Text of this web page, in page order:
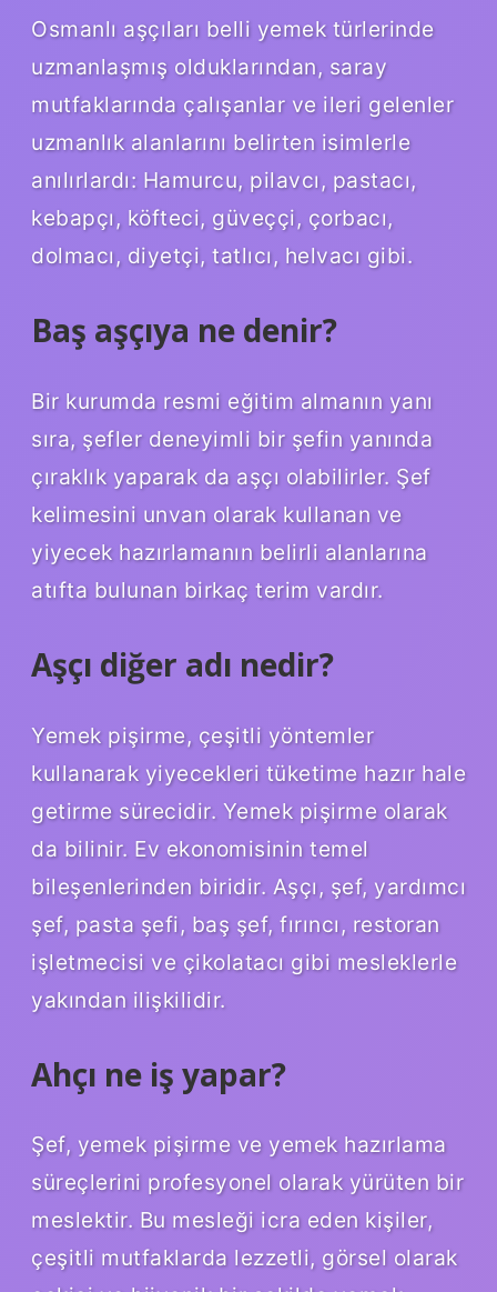
Osmanlı aşçıları belli yemek türlerinde
uzmanlaşmış olduklarından, saray
mutfaklarında çalışanlar ve ileri gelenler
uzmanlık alanlarını belirten isimlerle
anılırlardı: Hamurcu, pilavcı, pastacı,
kebapçı, köfteci, güveççi, çorbacı,
dolmacı, diyetçi, tatlıcı, helvacı gibi.
Baş aşçıya ne denir?
Bir kurumda resmi eğitim almanın yanı
sıra, şefler deneyimli bir şefin yanında
çıraklık yaparak da aşçı olabilirler. Şef
kelimesini unvan olarak kullanan ve
yiyecek hazırlamanın belirli alanlarına
atıfta bulunan birkaç terim vardır.
Aşçı diğer adı nedir?
Yemek pişirme, çeşitli yöntemler
kullanarak yiyecekleri tüketime hazır hale
getirme sürecidir. Yemek pişirme olarak
da bilinir. Ev ekonomisinin temel
bileşenlerinden biridir. Aşçı, şef, yardımcı
şef, pasta şefi, baş şef, fırıncı, restoran
işletmecisi ve çikolatacı gibi mesleklerle
yakından ilişkilidir.
Ahçı ne iş yapar?
Şef, yemek pişirme ve yemek hazırlama
süreçlerini profesyonel olarak yürüten bir
meslektir. Bu mesleği icra eden kişiler,
çeşitli mutfaklarda lezzetli, görsel olarak